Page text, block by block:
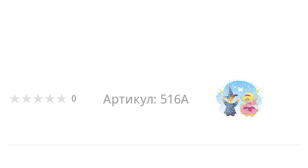
0 Артикул: 516A